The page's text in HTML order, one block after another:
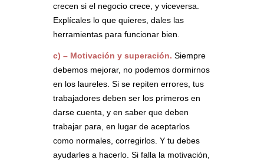
crecen si el negocio crece, y viceversa.
Explícales lo que quieres, dales las
herramientas para funcionar bien.
c) – Motivación y superación. Siempre
debemos mejorar, no podemos dormirnos
en los laureles. Si se repiten errores, tus
trabajadores deben ser los primeros en
darse cuenta, y en saber que deben
trabajar para, en lugar de aceptarlos
como normales, corregirlos. Y tu debes
ayudarles a hacerlo. Si falla la motivación,